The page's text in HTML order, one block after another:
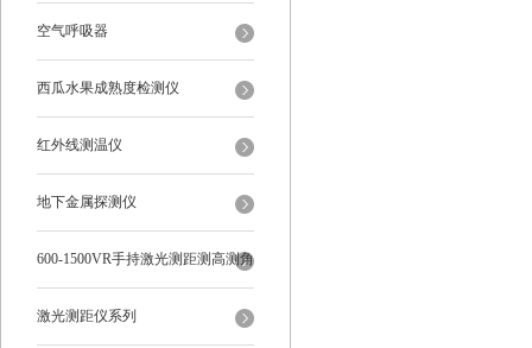
空气呼吸器
西瓜水果成熟度检测仪
红外线测温仪
地下金属探测仪
600-1500VR手持激光测距测高测角
多功能
激光测距仪系列